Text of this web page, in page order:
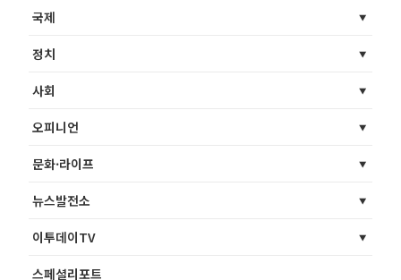
국제
정치
사회
오피니언
문화·라이프
뉴스발전소
이투데이TV
스페셜리포트